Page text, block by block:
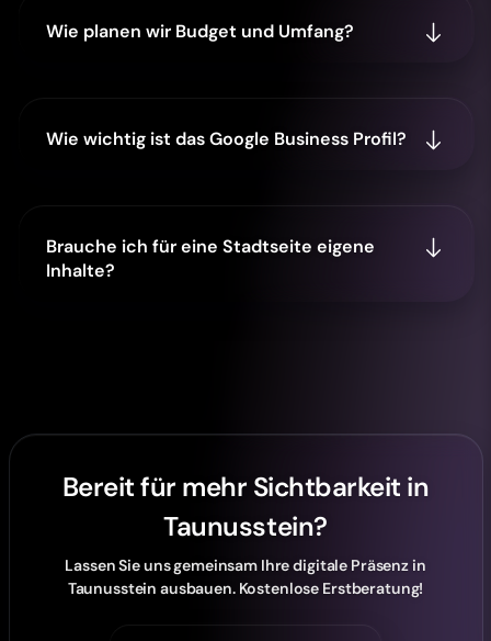
Wie planen wir Budget und Umfang?
Wie wichtig ist das Google Business Profil?
Brauche ich für eine Stadtseite eigene
Inhalte?
Bereit für mehr Sichtbarkeit in
Taunusstein?
Lassen Sie uns gemeinsam Ihre digitale Präsenz in
Taunusstein ausbauen. Kostenlose Erstberatung!